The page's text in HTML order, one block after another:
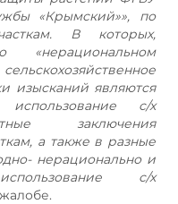
«Крымский»», по
В которых,
изысканий являются
с/х
заключения
а также в разные
нерационально и
с/х